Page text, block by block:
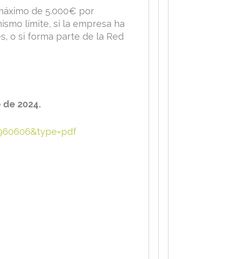
de 5.000€ por
límite, si la empresa ha
o si forma parte de la Red
2024.